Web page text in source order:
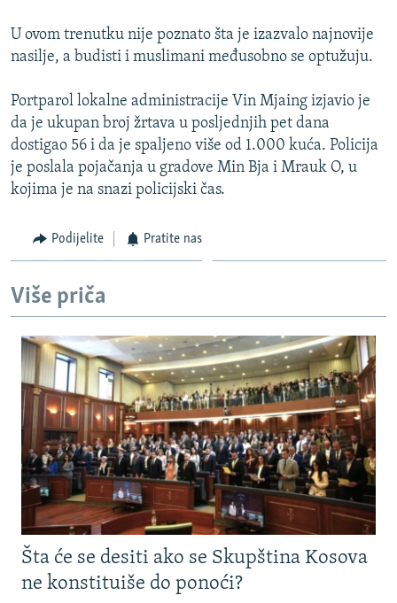
TV LIBERTY
POST SCRIPTUM
MOJA EVROPA
TRI DECENIJE OD RATA U BIH
SVE KARTE DEJTONA
NASTANAK I RASPAD JUGOSLAVIJE
Sve RFE/RL stranice
U ovom trenutku nije poznato šta je izazvalo najnovije
nasilje, a budisti i muslimani međusobno se optužuju.
Portparol lokalne administracije Vin Mjaing izjavio je
da je ukupan broj žrtava u posljednjih pet dana
dostigao 56 i da je spaljeno više od 1.000 kuća. Policija
je poslala pojačanja u gradove Min Bja i Mrauk O, u
kojima je na snazi policijski čas.
Podijelite Pratite nas
Više priča
Šta će se desiti ako se Skupština Kosova
ne konstituiše do ponoći?